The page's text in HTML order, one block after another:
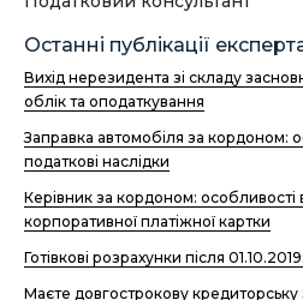
Останні публікації
Вихід нерезидента зі складу
облік та оподаткування
Заправка автомобіля за кордоном:
податкові наслідки
Керівник за кордоном: особливості
корпоративної платіжної картки
Готівкові розрахунки після
Маєте довгострокову кредиторську